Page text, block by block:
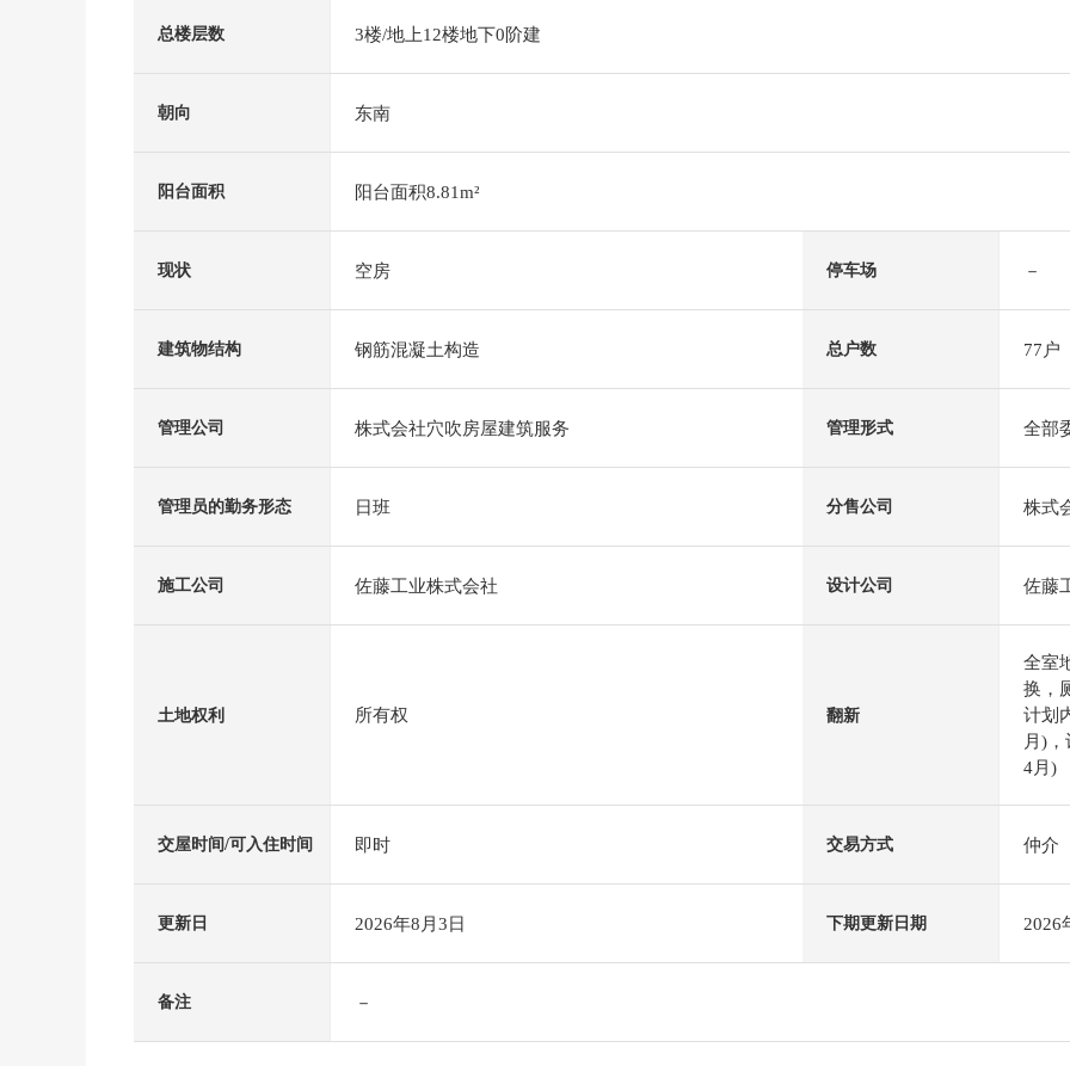
总楼层数 3楼/地上12楼地下0阶建
朝向 东南
阳台面积 阳台面积8.81m²
现状 空房 停车场 －
建筑物结构 钢筋混凝土构造 总户数 77户
管理公司 株式会社穴吹房屋建筑服务 管理形式 全部
管理员的勤务形态 日班 分售公司 株式
施工公司 佐藤工业株式会社 设计公司 佐藤
土地权利 所有权 翻新
全室
换，
计划
月)
4月)
交屋时间/可入住时间 即时 交易方式 仲介
更新日 2026年8月3日 下期更新日期 2026
备注 －